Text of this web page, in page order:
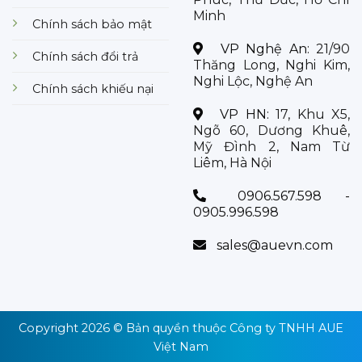
Chính sách bảo mật
Chính sách đổi trả
Chính sách khiếu nại
Minh
VP Nghệ An: 21/90
Thăng Long, Nghi Kim,
Nghi Lộc, Nghệ An
VP HN:17, Khu X5,
Ngõ 60, Dương Khuê,
Mỹ Đình 2, Nam Từ
Liêm, Hà Nội
0906.567.598 -
0905.996.598
sales@auevn.com
Copyright 2026 © Bản quyền thuộc Công ty TNHH AUE
Việt Nam